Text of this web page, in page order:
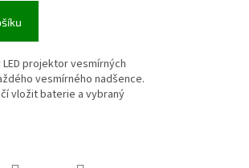
LED projektor vesmírných
vesmírného nadšence.
vložit baterie a vybraný